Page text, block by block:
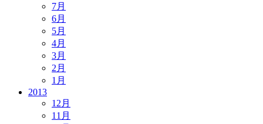
7月
6月
5月
4月
3月
2月
1月
2013
12月
11月